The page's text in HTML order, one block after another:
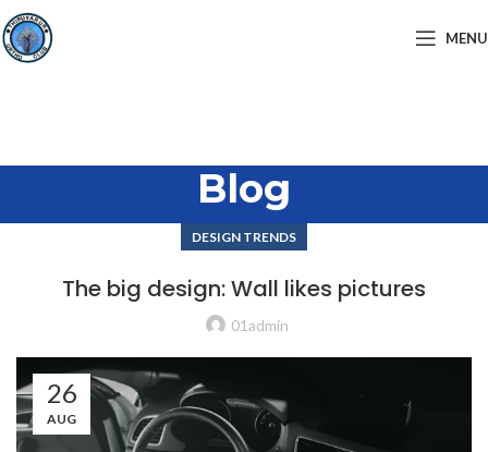
MENU
Blog
DESIGN TRENDS
The big design: Wall likes pictures
01admin
26
AUG